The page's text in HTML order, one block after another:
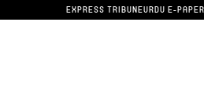
EXPRESS TRIBUNEURDU E-PAPER